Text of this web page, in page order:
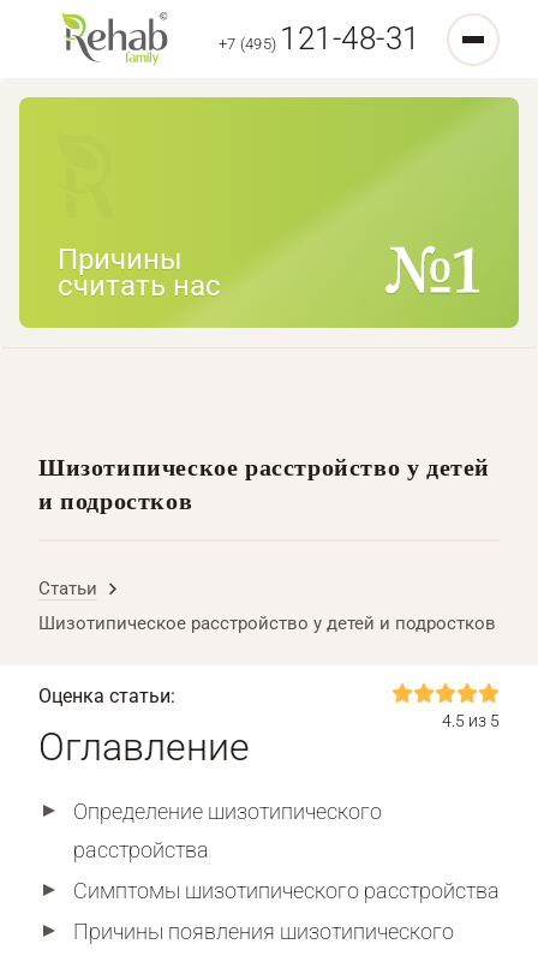
+7 (495) 121-48-31
Причины
считать нас
Шизотипическое расстройство у детей
и подростков
Статьи
Шизотипическое расстройство у детей и подростков
Оценка статьи:
4.5 из 5
Оглавление
Определение шизотипического
расстройства
Симптомы шизотипического расстройства
Причины появления шизотипического